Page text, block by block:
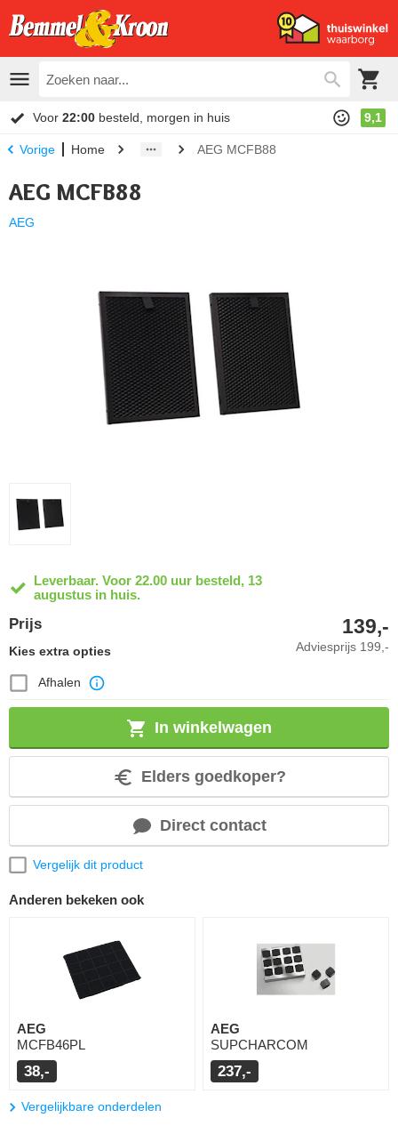
Voor 22:00 besteld, morgen in huis 9,1
Vorige Home AEG MCFB88
AEG MCFB88
AEG
Leverbaar. Voor 22.00 uur besteld, 13
augustus in huis.
Prijs
Adviesprijs 199,-
139,-
Kies extra opties
Afhalen
In winkelwagen
Elders goedkoper?
Direct contact
Vergelijk dit product
Anderen bekeken ook
AEG
MCFB46PL
38,-
AEG
SUPCHARCOM
237,-
Vergelijkbare onderdelen